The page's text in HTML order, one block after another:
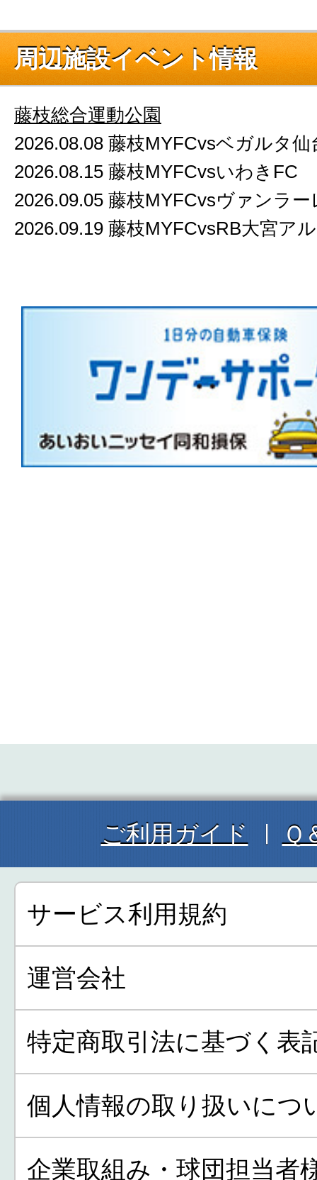
周辺施設イベント情報
藤枝総合運動公園
2026.08.08 藤枝MYFCvsベガルタ仙
2026.08.15 藤枝MYFCvsいわきFC
2026.09.05 藤枝MYFCvsヴァンラー
2026.09.19 藤枝MYFCvsRB大宮ア
ご利用ガイド Ｑ
サービス利用規約
運営会社
特定商取引法に基づく表
個人情報の取り扱いにつ
企業取組み・球団担当者